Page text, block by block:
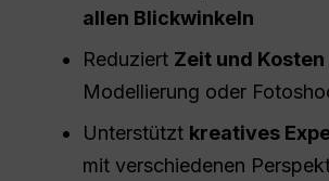
allen Blickwinkeln
Reduziert Zeit und Kosten
Modellierung oder
Unterstützt kreatives
mit verschiedenen